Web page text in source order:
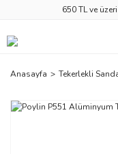
650 TL ve
Anasayfa Tekerlekli